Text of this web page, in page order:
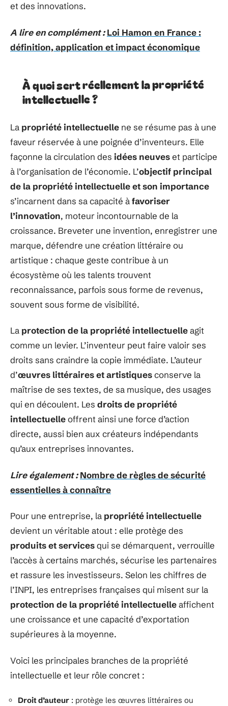
et des innovations.
A lire en complément : Loi Hamon en France :
définition, application et impact économique
À quoi sert réellement la propriété
intellectuelle ?
La propriété intellectuelle ne se résume pas à une
faveur réservée à une poignée d’inventeurs. Elle
façonne la circulation des idées neuveset participe
à l’organisation de l’économie. L’objectif principal
de la propriété intellectuelle et son importance
s’incarnent dans sa capacité àfavoriser
l’innovation, moteur incontournable de la
croissance. Breveter une invention, enregistrer une
marque, défendre une création littéraire ou
artistique : chaque geste contribue à un
écosystème où les talents trouvent
reconnaissance, parfois sous forme de revenus,
souvent sous forme de visibilité.
La protection de la propriété intellectuelleagit
comme un levier. L’inventeur peut faire valoir ses
droits sans craindre la copie immédiate. L’auteur
d’œuvres littéraires et artistiquesconserve la
maîtrise de ses textes, de sa musique, des usages
qui en découlent. Les droits de propriété
intellectuelleoffrent ainsi une force d’action
directe, aussi bien aux créateurs indépendants
qu’aux entreprises innovantes.
Lire également : Nombre de règles de sécurité
essentielles à connaître
Pour une entreprise, la propriété intellectuelle
devient un véritable atout : elle protège des
produits et servicesqui se démarquent, verrouille
l’accès à certains marchés, sécurise les partenaires
et rassure les investisseurs. Selon les chiffres de
l’INPI, les entreprises françaises qui misent sur la
protection de la propriété intellectuelleaffichent
une croissance et une capacité d’exportation
supérieures à la moyenne.
Voici les principales branches de la propriété
intellectuelle et leur rôle concret :
Droit d’auteur : protège les œuvres littéraires ou